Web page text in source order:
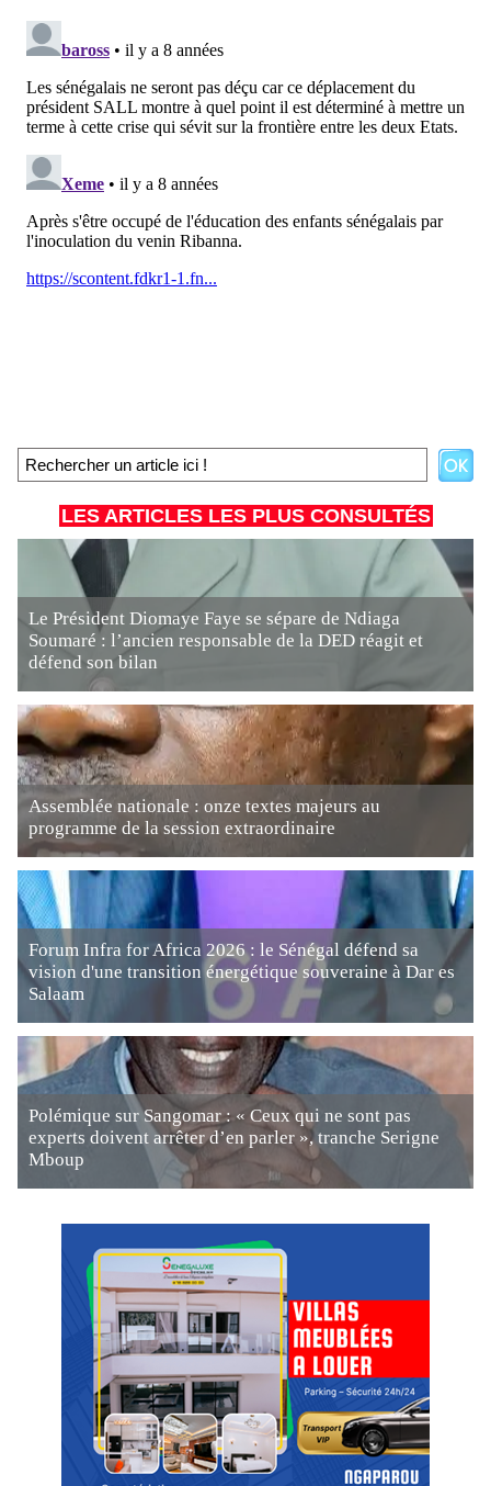
LES ARTICLES LES PLUS CONSULTÉS
Le Président Diomaye Faye se sépare de Ndiaga
Soumaré : l’ancien responsable de la DED réagit et
défend son bilan
Assemblée nationale : onze textes majeurs au
programme de la session extraordinaire
Forum Infra for Africa 2026 : le Sénégal défend sa
vision d'une transition énergétique souveraine à Dar es
Salaam
Polémique sur Sangomar : « Ceux qui ne sont pas
experts doivent arrêter d’en parler », tranche Serigne
Mboup